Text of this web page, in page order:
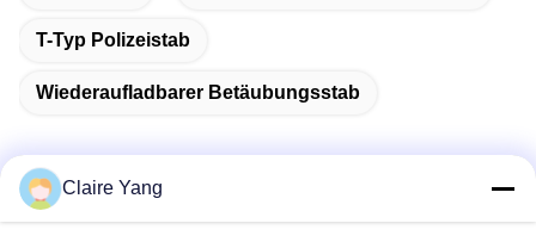
T-Typ Polizeistab
Wiederaufladbarer Betäubungsstab
Claire Yang